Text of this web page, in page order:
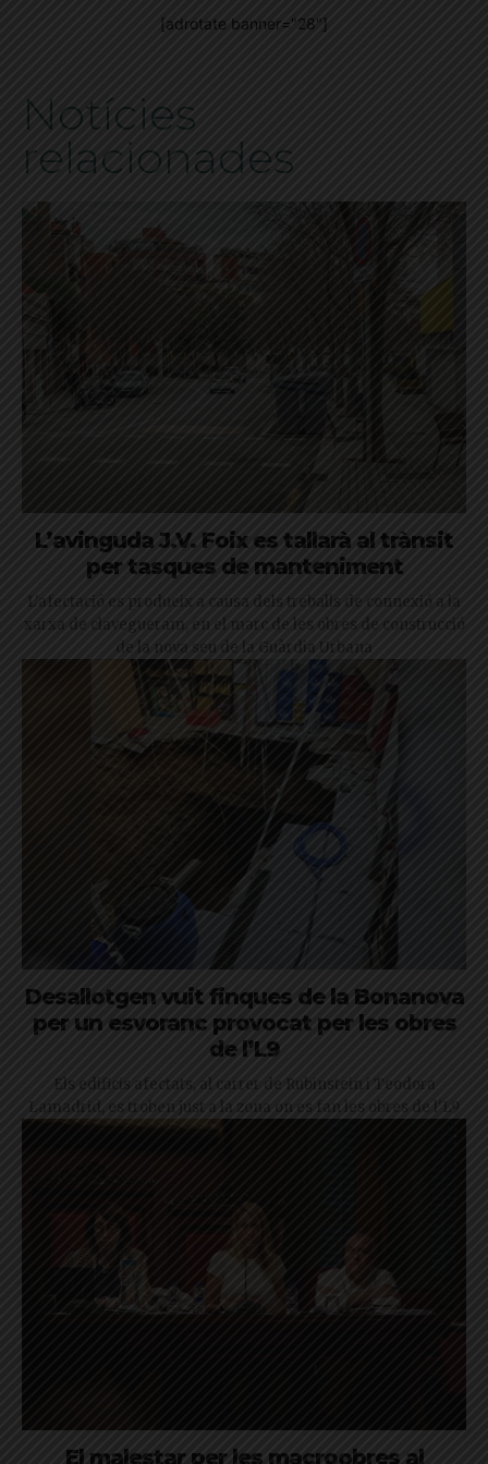
[adrotate banner="28"]
Notícies
relacionades
L’avinguda J.V. Foix es tallarà al trànsit
per tasques de manteniment
L'afectació es produeix a causa dels treballs de connexió a la
xarxa de clavegueram, en el marc de les obres de construcció
de la nova seu de la Guàrdia Urbana
Desallotgen vuit finques de la Bonanova
per un esvoranc provocat per les obres
de l’L9
Els edificis afectats, al carrer de Rubinstein i Teodora
Lamadrid, es troben just a la zona on es fan les obres de l'L9
El malestar per les macroobres al